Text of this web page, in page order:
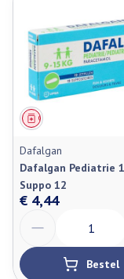
Geneesmiddel
Dafalgan
Dafalgan Pediatrie
Suppo 12
€ 4,44
Bestel